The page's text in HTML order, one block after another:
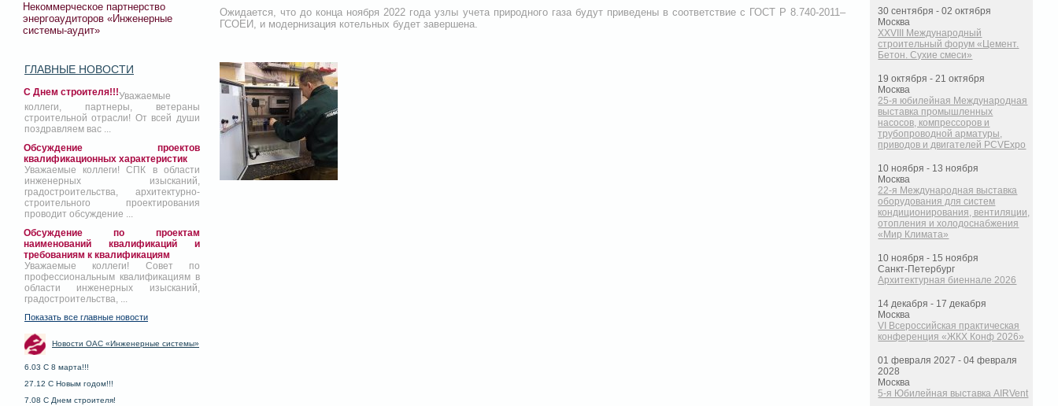
Некоммерческое партнерство
энергоаудиторов «Инженерные
системы-аудит»
ГЛАВНЫЕ НОВОСТИ
С Днем строителя!!!Уважаемые
коллеги, партнеры, ветераны
строительной отрасли! От всей души
поздравляем вас ...
Обсуждение проектов
квалификационных характеристик
Уважаемые коллеги! СПК в области
инженерных изысканий,
градостроительства, архитектурно-
строительного проектирования
проводит обсуждение ...
Обсуждение по проектам
наименований квалификаций и
требованиям к квалификациям
Уважаемые коллеги! Совет по
профессиональным квалификациям в
области инженерных изысканий,
градостроительства, ...
Показать все главные новости
Новости ОАС «Инженерные системы»
6.03 С 8 марта!!!
27.12 С Новым годом!!!
7.08 С Днем строителя!
30 сентября - 02 октября
Москва
XXVIII Международный
строительный форум «Цемент.
Бетон. Сухие смеси»
19 октября - 21 октября
Москва
25-я юбилейная Международная
выставка промышленных
насосов, компрессоров и
трубопроводной арматуры,
приводов и двигателей PCVExpo
10 ноября - 13 ноября
Москва
22-я Международная выставка
оборудования для систем
кондиционирования, вентиляции,
отопления и холодоснабжения
«Мир Климата»
10 ноября - 15 ноября
Санкт-Петербург
Архитектурная биеннале 2026
14 декабря - 17 декабря
Москва
VI Всероссийская практическая
конференция «ЖКХ Конф 2026»
01 февраля 2027 - 04 февраля
2028
Москва
5-я Юбилейная выставка AIRVent
Ожидается, что до конца ноября 2022 года узлы учета природного газа будут приведены в соответствие с ГОСТ Р 8.740-2011–
ГСОЕИ, и модернизация котельных будет завершена.